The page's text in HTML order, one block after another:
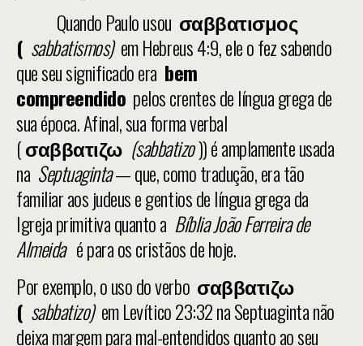
Quando Paulo usou σαββατισμος
( sabbatismos)em Hebreus 4:9, ele o fez sabendo
que seu significado era bem
compreendido pelos crentes de língua grega de
sua época. Afinal, sua forma verbal
(σαββατιζω (sabbatizo)) é amplamente usada
na Septuaginta— que, como tradução, era tão
familiar aos judeus e gentios de língua grega da
Igreja primitiva quanto a Bíblia João Ferreira de
Almeida é para os cristãos de hoje.
Por exemplo, o uso do verbo σαββατιζω
( sabbatizo)em Levítico 23:32 na Septuaginta não
deixa margem para mal-entendidos quanto ao seu